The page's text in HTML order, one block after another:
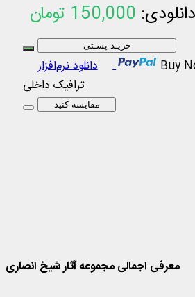
150,000 تومان
خریـد پسـتی
دانلود نرم‌افزار
Buy
ترافیک داخلی
مقایسه کنید
معرفی اجمالی مجموعه آثار شیخ انصاری